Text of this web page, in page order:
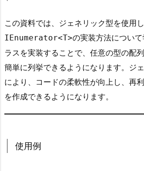
この資料では、ジェネリック型を使用
IEnumerator<T>の実装方法につい
ラスを実装することで、任意の型の配
簡単に列挙できるようになります。ジ
により、コードの柔軟性が向上し、再
を作成できるようになります。
使用例